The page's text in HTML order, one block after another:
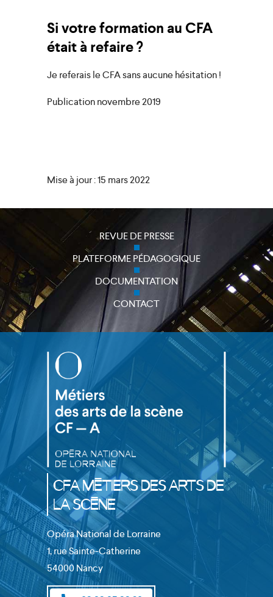
Si votre formation au CFA
était à refaire ?
Je referais le CFA sans aucune hésitation !
Publication novembre 2019
Mise à jour : 15 mars 2022
REVUE DE PRESSE
PLATEFORME PÉDAGOGIQUE
DOCUMENTATION
CONTACT
CFA Métiers des Arts de
la Scène
Opéra National de Lorraine
1, rue Sainte-Catherine
54000 Nancy